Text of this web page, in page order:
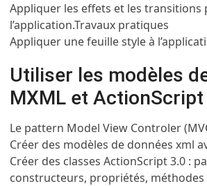
Appliquer les effets et les transitions
l’application.Travaux pratiques
Appliquer une feuille style à
Utiliser les modèles
MXML et ActionScript
Le pattern Model View Controler
Créer des modèles de données xml
Créer des classes ActionScript 3.0 :
constructeurs, propriétés, méthodes